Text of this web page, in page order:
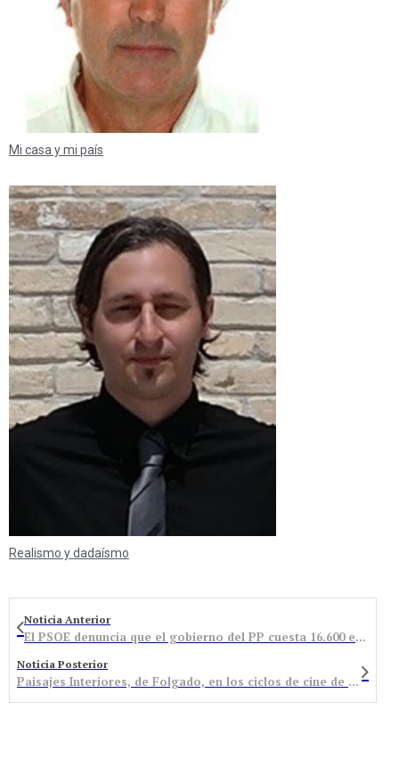
Mi casa y mi país
Realismo y dadaísmo
Noticia Anterior
El PSOE denuncia que el gobierno del PP cuesta 16.600 euros más que el anterior ejecutivo
Noticia Posterior
Paisajes Interiores, de Folgado, en los ciclos de cine de Castropodame